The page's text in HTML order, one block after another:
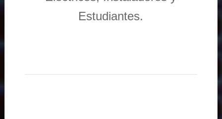
Estudiantes.